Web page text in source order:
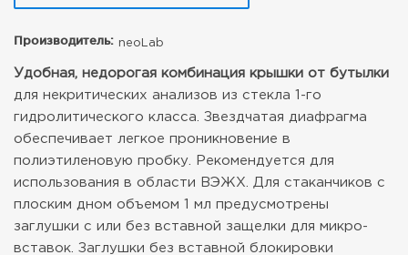
Производитель: neoLab
Удобная, недорогая комбинация крышки от бутылки
для некритических анализов из стекла 1-го
гидролитического класса. Звездчатая диафрагма
обеспечивает легкое проникновение в
полиэтиленовую пробку.
Рекомендуется для
использования в области ВЭЖХ. Для стаканчиков с
плоским дном объемом 1 мл предусмотрены
заглушки с или без вставной защелки для микро-
вставок. Заглушки без вставной блокировки